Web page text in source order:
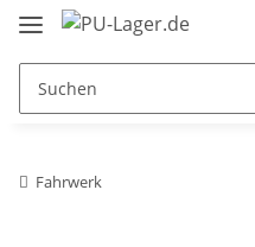
Fahrwerk